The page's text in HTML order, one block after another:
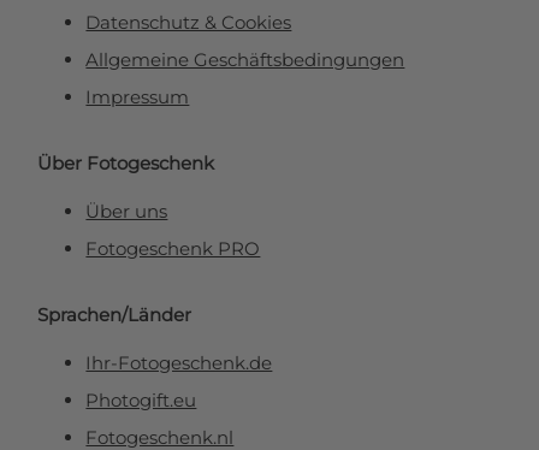
Datenschutz & Cookies
Allgemeine Geschäftsbedingungen
Impressum
Über Fotogeschenk
Über uns
Fotogeschenk PRO
Sprachen/Länder
Ihr-Fotogeschenk.de
Photogift.eu
Fotogeschenk.nl